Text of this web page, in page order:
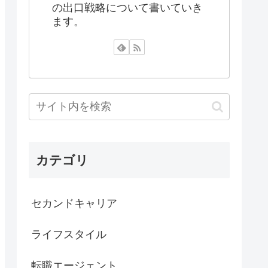
の出口戦略について書いていき
ます。
カテゴリ
セカンドキャリア
ライフスタイル